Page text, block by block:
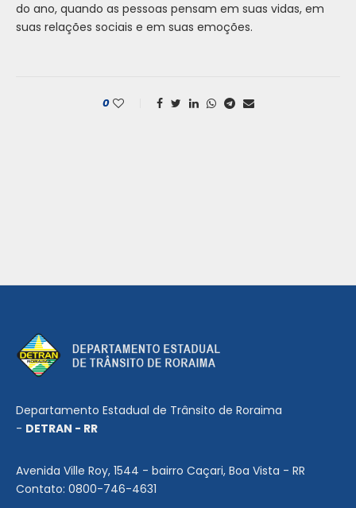
do ano, quando as pessoas pensam em suas vidas, em
suas relações sociais e em suas emoções.
0
Departamento Estadual de Trânsito de Roraima
- DETRAN - RR
Avenida Ville Roy, 1544 - bairro Caçari, Boa Vista - RR
Contato: 0800-746-4631